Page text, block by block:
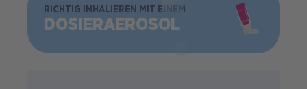
BILD
RICHTIG INHALIEREN MIT EINEM
DOSIER­AEROSOL